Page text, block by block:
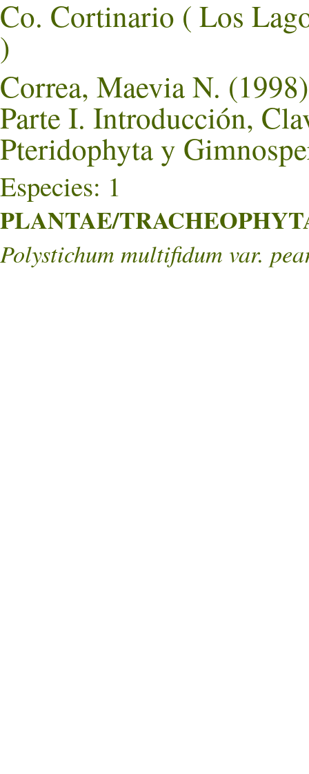
Co. Cortinario ( Los
)
Correa, Maevia N.
Parte I. Introducción,
Pteridophyta y
Especies: 1
PLANTAE/
Polystichum multifidum var.